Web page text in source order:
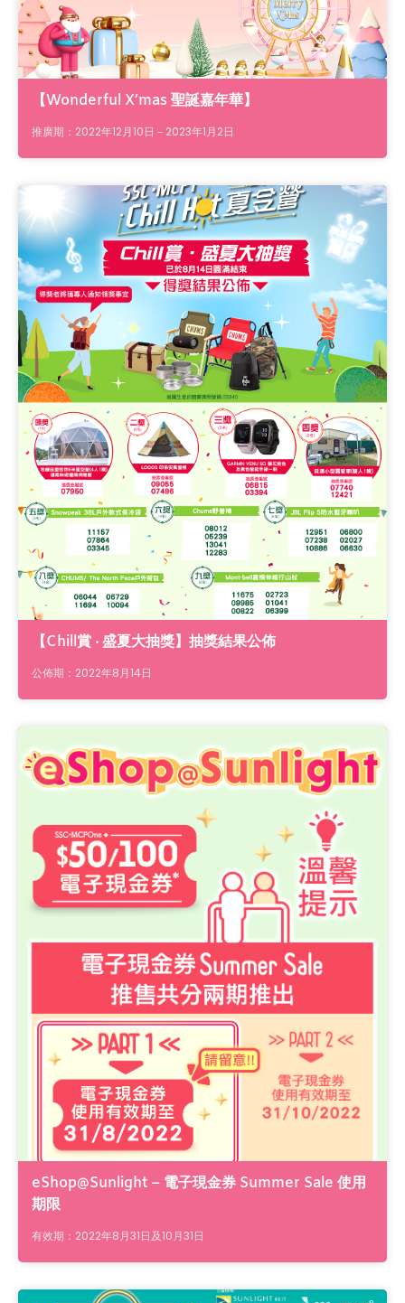
【Wonderful X’mas 聖誕嘉年華】
推廣期：2022年12月10日－2023年1月2日
【Chill賞 ‧ 盛夏大抽獎】抽獎結果公佈
公佈期：2022年8月14日
eShop@Sunlight – 電子現金券 Summer Sale 使用
期限
有效期：2022年8月31日及10月31日